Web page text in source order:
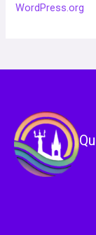
WordPress.org